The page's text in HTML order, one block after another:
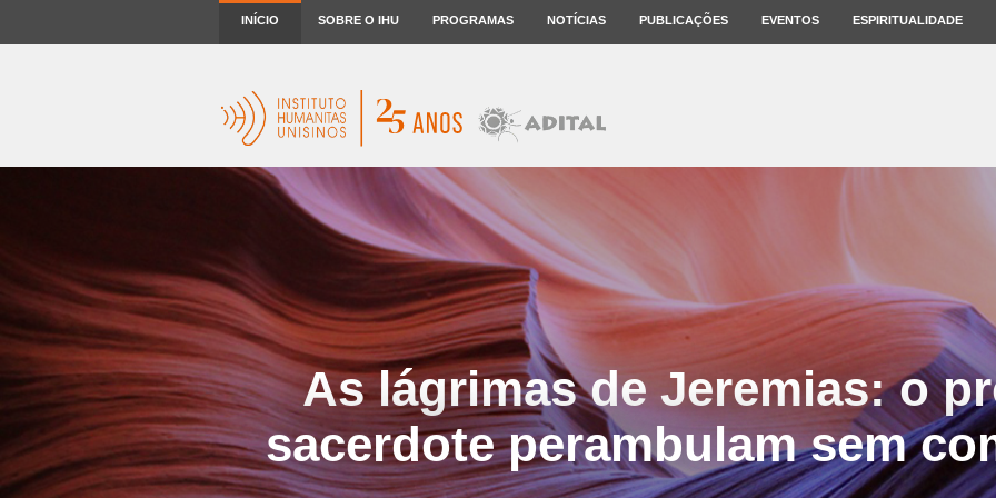
INÍCIO SOBRE O IHU PROGRAMAS NOTÍCIAS PUBLICAÇÕES EVENTOS ESPIRITUALIDADE
As lágrimas de Jeremias: o
sacerdote perambulam sem